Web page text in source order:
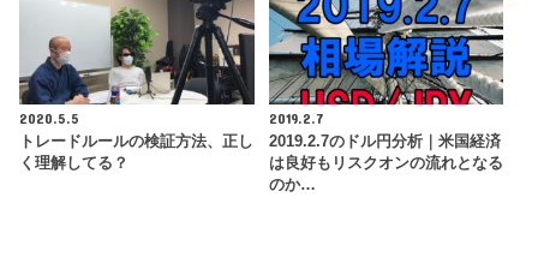
2020.5.5
トレードルールの検証方法、正し
く理解してる？
2019.2.7
2019.2.7のドル円分析｜米国経済
は良好もリスクオンの流れとなる
のか…